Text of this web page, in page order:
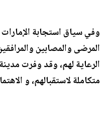
وفي سياق استجابة
المرضى والمصابين
الرعاية لهم، وقد وفرت
متكاملة لاستقبالهم، و